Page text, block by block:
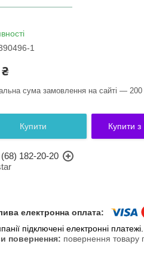
1
сума замовлення на сайті — 200
Купити Купити з
182-20-20
підключені електронні
повернення товару